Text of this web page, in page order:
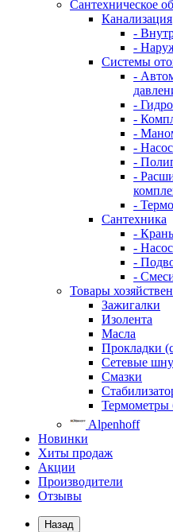
Сантехническое
Канализация
-
-
Системы
-
-
-
-
-
-
-
-
Сантехника
-
-
-
-
Товары
Зажигалки
Изолента
Масла
Прокладки
Сетевые
Смазки
Термометры
Alpenhoff
Новинки
Хиты продаж
Акции
Производители
Отзывы
Назад